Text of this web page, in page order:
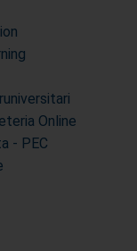
Online
- PEC